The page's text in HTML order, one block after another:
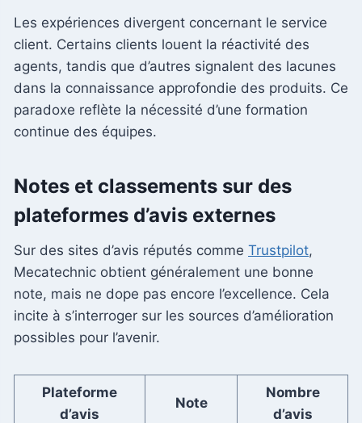
Les expériences divergent concernant le service
client. Certains clients louent la réactivité des
agents, tandis que d’autres signalent des lacunes
dans la connaissance approfondie des produits. Ce
paradoxe reflète la nécessité d’une formation
continue des équipes.
Notes et classements sur des
plateformes d’avis externes
Sur des sites d’avis réputés comme Trustpilot,
Mecatechnic obtient généralement une bonne
note, mais ne dope pas encore l’excellence. Cela
incite à s’interroger sur les sources d’amélioration
possibles pour l’avenir.
Plateforme
d’avis
Note
Nombre
d’avis